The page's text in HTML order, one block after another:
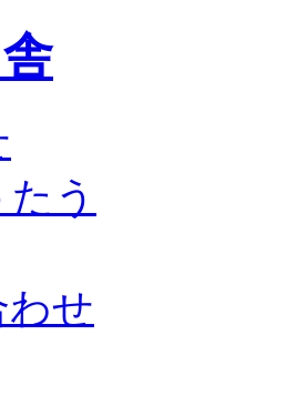
う
わせ